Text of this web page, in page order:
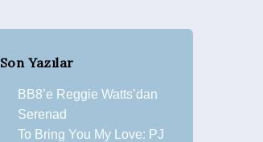
Son Yazılar
BB8’e Reggie Watts’dan
Serenad
To Bring You My Love: PJ